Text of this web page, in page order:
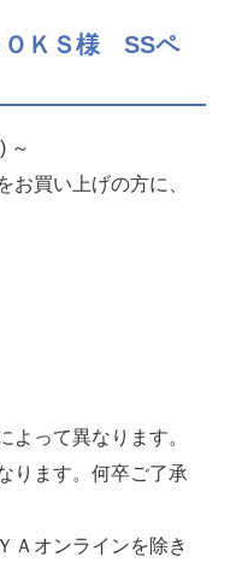
ＯＫＳ様 SSペ
～
お買い上げの方に、
って異なります。
ります。何卒ご了承
Ａオンラインを除き